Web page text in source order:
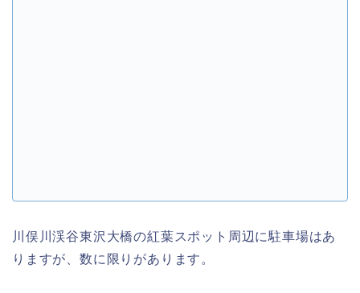
川俣川渓谷東沢大橋の紅葉スポット周辺に駐車場はあ
りますが、数に限りがあります。